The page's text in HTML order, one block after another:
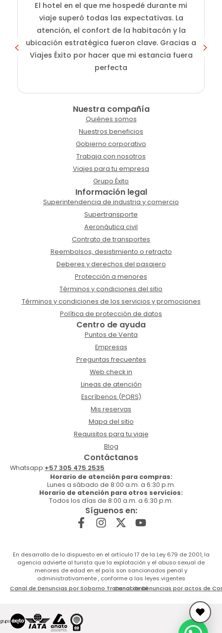
El hotel en el que me hospedé durante mi
viaje superó todas las expectativas. La
atención, el confort de la habitacón y la
ubicación estratégica fueron clave. Gracias a
Viajes Éxito por hacer que mi estancia fuera
perfecta
Nuestra compañía
Quiénes somos
Nuestros beneficios
Gobierno corporativo
Trabaja con nosotros
Viajes para tu empresa
Grupo Éxito
Información legal
Superintendencia de industria y comercio
Supertransporte
Aeronáutica civil
Contrato de transportes
Reembolsos, desistimiento o retracto
Deberes y derechos del pasajero
Protección a menores
Términos y condiciones del sitio
Términos y condiciones de los servicios y promociones
Política de protección de datos
Centro de ayuda
Puntos de Venta
Empresas
Preguntas frecuentes
Web check in
Lineas de atención
Escríbenos (PQRS)
Mis reservas
Mapa del sitio
Requisitos para tu viaje
Blog
Contáctanos
Whatsapp:+57 305 475 2535
Horario de atención para compras:
Lunes a sábado de 8:00 a.m. a 6:30 p.m.
Horario de atención para otros servicios:
Todos los días de 8:00 a.m. a 6:30 p.m.
Síguenos en:
En desarrollo de lo dispuesto en el artículo 17 de la Ley 679 de 2001, la
agencia advierte al turista que la explotación y el abuso sexual de
menores de edad en el país son sancionados penal y
administrativamente , conforme a las leyes vigentes
Canal de Denuncias por Soborno TransnacionalCanal de Denuncias por actos de